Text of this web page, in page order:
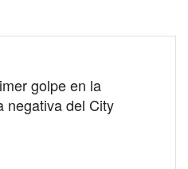
golpe en la
negativa del City